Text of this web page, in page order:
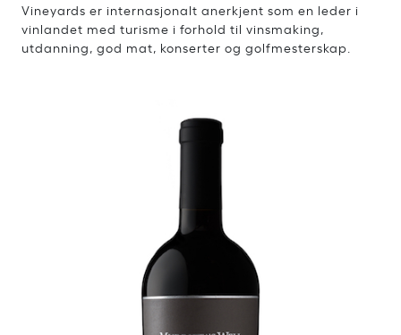
Vineyards er internasjonalt anerkjent som en leder i
vinlandet med turisme i forhold til vinsmaking,
utdanning, god mat, konserter og golfmesterskap.